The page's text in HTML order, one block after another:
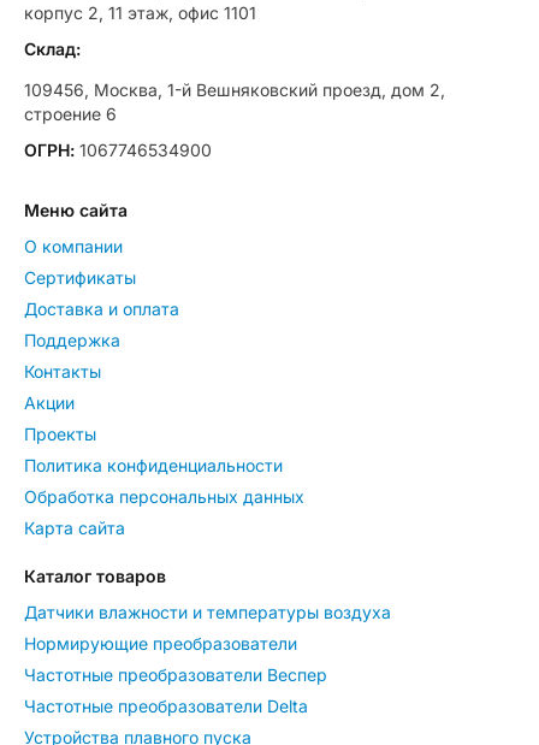
корпус 2, 11 этаж, офис 1101
Склад:
109456, Москва, 1-й Вешняковский проезд, дом 2,
строение 6
ОГРН: 1067746534900
Меню сайта
О компании
Сертификаты
Доставка и оплата
Поддержка
Контакты
Акции
Проекты
Политика конфиденциальности
Обработка персональных данных
Карта сайта
Каталог товаров
Датчики влажности и температуры воздуха
Нормирующие преобразователи
Частотные преобразователи Веспер
Частотные преобразователи Delta
Устройства плавного пуска